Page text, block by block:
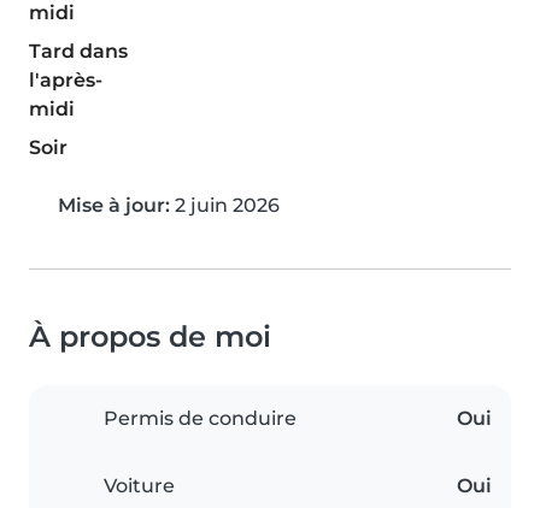
midi
Tard dans
l'après-
midi
Soir
Mise à jour: 2 juin 2026
À propos de moi
Permis de conduire Oui
Voiture Oui